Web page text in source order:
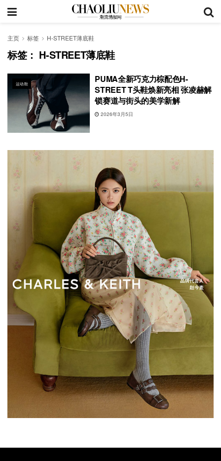
主页 标签 H-STREET薄底鞋
标签： H-STREET薄底鞋
运动鞋
PUMA全新巧克力棕配色H-
STREET T头鞋焕新亮相 张凌赫解
锁赛道与街头的美学新解
2026年3月5日